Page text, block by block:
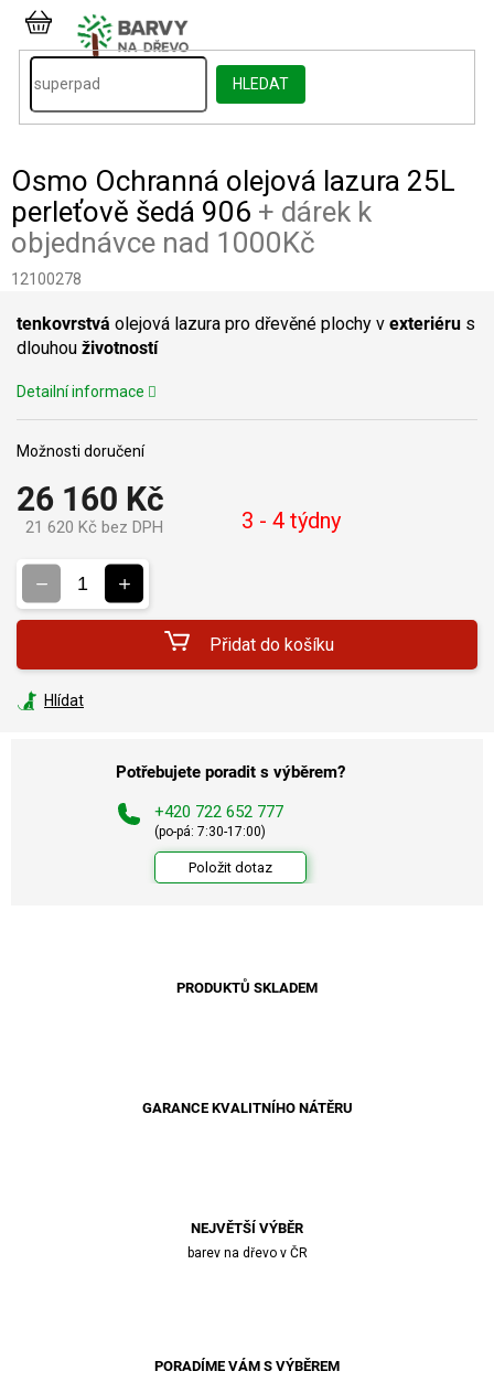
Přejít
obsah
HLEDAT
NÁKUPNÍ
KOŠÍK
Osmo Ochranná olejová lazura 25L
perleťově šedá 906 + dárek k
objednávce nad 1000Kč
12100278
26 160 Kč
21 620 Kč bez DPH 3 - 4 týdny
Možnosti doručení
Přidat do košíku
tenkovrstvá olejová lazura pro dřevěné plochy v exteriéru s
dlouhou životností
Detailní informace
Hlídat
Potřebujete poradit s výběrem?
+420 722 652 777
(po-pá: 7:30-17:00)
Položit dotaz
PRODUKTŮ SKLADEM
GARANCE KVALITNÍHO NÁTĚRU
NEJVĚTŠÍ VÝBĚR
barev na dřevo v ČR
PORADÍME VÁM S VÝBĚREM